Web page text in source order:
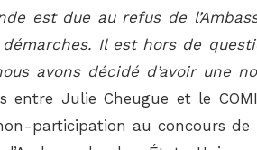
est due au refus de
Il est hors de
avons décidé d’avoir une
entre Julie Cheugue et le
participation au concours